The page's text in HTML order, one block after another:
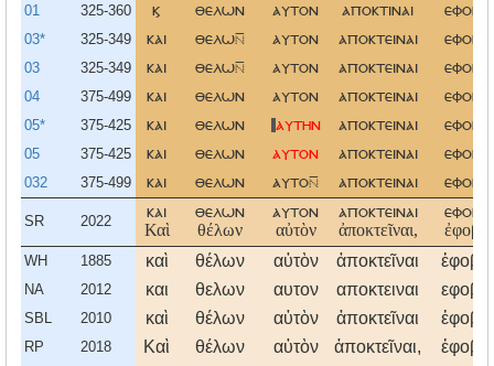
01 325-360 ϗ θελων αυτον αποκτιναι
03* 325-349 και θελω αυτον αποκτειναι
03 325-349 και θελω αυτον αποκτειναι
04 375-499 και θελων αυτον αποκτειναι
05* 375-425 και θελων αυτην αποκτειναι
05 375-425 και θελων αυτον αποκτειναι
032 375-499 και θελων αυτο αποκτειναι
SR 2022
και
Καὶ
θελων
θέλων
αυτον
αὐτὸν
αποκτειναι
ἀποκτεῖναι,
WH 1885 καὶ θέλων αὐτὸν ἀποκτεῖναι
NA 2012 και θελων αυτον αποκτειναι
SBL 2010 καὶ θέλων αὐτὸν ἀποκτεῖναι
RP 2018 Καὶ θέλων αὐτὸν ἀποκτεῖναι,